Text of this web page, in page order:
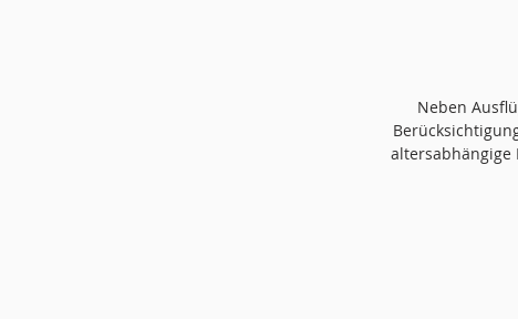
Neben
altersabhängige